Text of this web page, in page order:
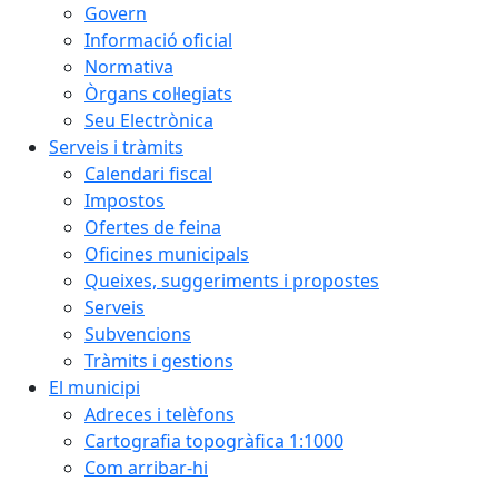
Govern
Informació oficial
Normativa
Òrgans col·legiats
Seu Electrònica
Serveis i tràmits
Calendari fiscal
Impostos
Ofertes de feina
Oficines municipals
Queixes, suggeriments i propostes
Serveis
Subvencions
Tràmits i gestions
El municipi
Adreces i telèfons
Cartografia topogràfica 1:1000
Com arribar-hi